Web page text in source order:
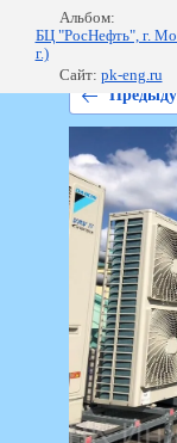
Альбом:
БЦ "РосНефть", г.
г.)
Сайт: pk-eng.ru